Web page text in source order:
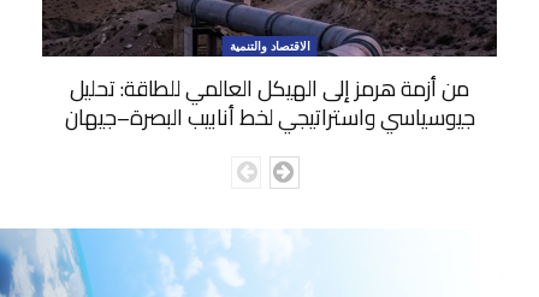
الاقتصاد والتنمية
من أزمة هرمز إلى الهيكل العالمي للطاقة: تحليل
جيوسياسي واستراتيجي لخط أنابيب البصرة–جيهان